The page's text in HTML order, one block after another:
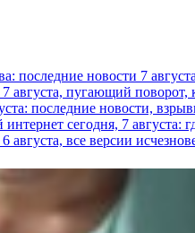
последние новости 7
августа, пугающий поворот,
последние новости,
сегодня, 7 августа:
августа, все версии